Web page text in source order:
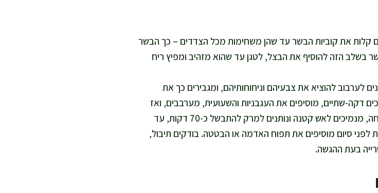
קלות את קוביות הבשר עד שהן משחימות מכל הצדדים – כך הבשר
בשלב הזה להוסיף את הבצל, לטגן עד שהוא מזהיב ומפיץ ריח
לערבוב להוציא את צבעיהם וניחוחותיהם, ומגבירים כך את
דקה-שתיים, מוסיפים את העגבניות והשעועית, מערבבים, ואז
מוסיפים את המים והחוויאג'. מביאים לרתיחה, מנמיכים לאש קטנה ונותנים למרק להתבשל כ-70 דקות, עד
רכה והטעמים נספגים. 20 דקות לפני סיום מוסיפים את תפוח האדמה או הבטטה. בודקים תיבול,
בעת ההגשה.